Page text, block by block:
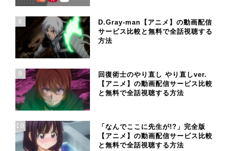
8
D.Gray-man【アニメ】の動画配信
サービス比較と無料で全話視聴する
方法
9
回復術士のやり直し やり直しver.
【アニメ】の動画配信サービス比較
と無料で全話視聴する方法
10
「なんでここに先生が!?」完全版
【アニメ】の動画配信サービス比較
と無料で全話視聴する方法